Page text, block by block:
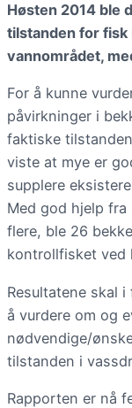
Høsten 2014 ble
tilstanden for fisk
vannområdet,
For å kunne
påvirkninger i
faktiske
viste at mye er
supplere
Med god hjelp fra
flere, ble 26
kontrollfisket ved
Resultatene skal
å vurdere om og
nødvendige/
tilstanden i
Rapporten er nå